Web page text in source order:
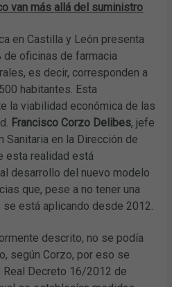
van más allá del suministro
en Castilla y León presenta
de oficinas de farmacia
es decir, corresponden a
habitantes. Esta
la viabilidad económica de las
Francisco Corzo Delibes, jefe
Sanitaria en la Dirección de
esta realidad está
desarrollo del nuevo modelo
que, pese a no tener una
se está aplicando desde 2012.
descrito, no se podía
según Corzo, por eso se
Decreto 16/2012 de